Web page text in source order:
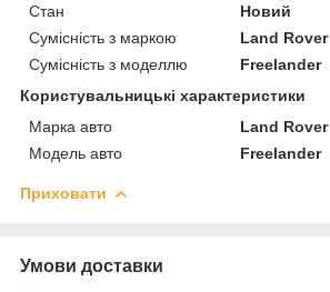
Стан
Новий
Сумісність з маркою
Land Rover
Сумісність з моделлю
Freelander
Користувальницькі характеристики
Марка авто
Land Rover
Модель авто
Freelander
Приховати
Умови доставки